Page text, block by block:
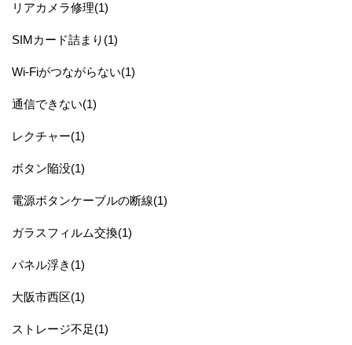
リアカメラ修理(1)
SIMカード詰まり(1)
Wi-Fiがつながらない(1)
通信できない(1)
レクチャー(1)
ボタン陥没(1)
電源ボタンケーブルの断線(1)
ガラスフィルム交換(1)
パネル浮き(1)
大阪市西区(1)
ストレージ不足(1)